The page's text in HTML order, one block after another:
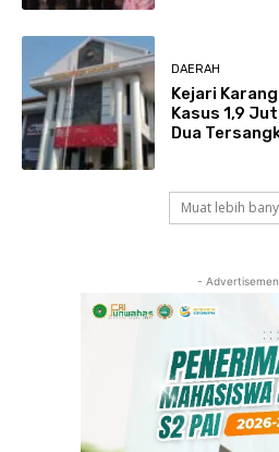
DAERAH
Kejari
Kasus 1,9
Dua
Muat lebih
-